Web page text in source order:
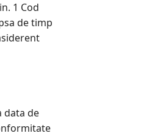
1 Cod
de timp
data de